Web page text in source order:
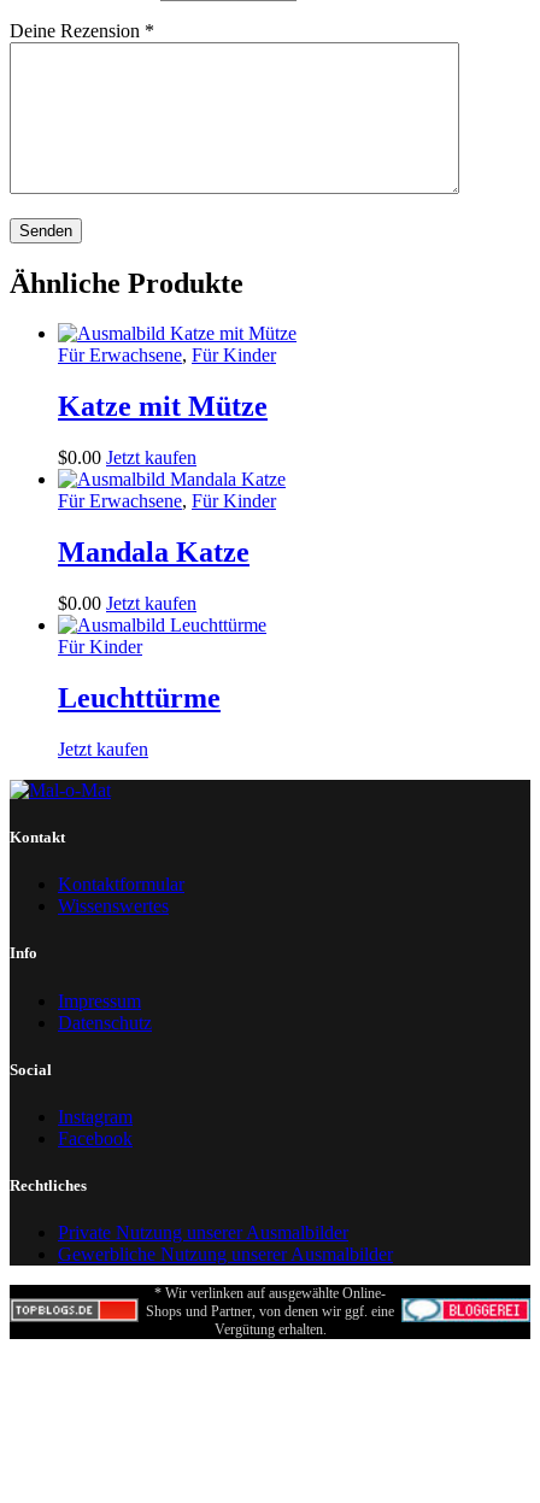
Deine Rezension *
Ähnliche Produkte
Für Erwachsene, Für Kinder
Katze mit Mütze
$0.00 Jetzt kaufen
Für Erwachsene, Für Kinder
Mandala Katze
$0.00 Jetzt kaufen
Für Kinder
Leuchttürme
Jetzt kaufen
Kontakt
Kontaktformular
Wissenswertes
Info
Impressum
Datenschutz
Social
Instagram
Facebook
Rechtliches
Private Nutzung unserer Ausmalbilder
Gewerbliche Nutzung unserer Ausmalbilder
* Wir verlinken auf ausgewählte Online-
Shops und Partner, von denen wir ggf. eine
Vergütung erhalten.